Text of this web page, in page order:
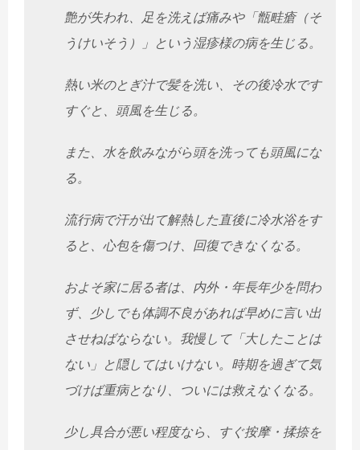
艶が失われ、足を洗えば痛みや「甑畦瘡（そ
うけいそう）」という湿疹様の病を生じる。
熱い米のとぎ汁で髪を洗い、その後冷水です
すぐと、 頭風を生じる。
また、水を飲みながら頭を洗っても頭風にな
る。
流行病で汗が出て解熱した直後に冷水浴をす
ると、心包を傷つけ、 回復できなくなる。
およそ家に居る者は、内外・年長年少を問わ
ず、 少しでも体調不良があれば早めに言い出
させねばならない。 我慢して「大したことは
ない」と隠してはいけない。 時期を過ぎて気
づけば重病となり、ついには救えなくなる。
少し具合が悪い程度なら、すぐ按摩・揉捺を